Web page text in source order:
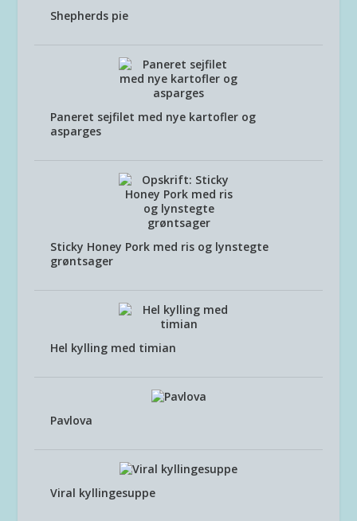
Shepherds pie
Paneret sejfilet med nye kartofler og
asparges
Sticky Honey Pork med ris og lynstegte
grøntsager
Hel kylling med timian
Pavlova
Viral kyllingesuppe